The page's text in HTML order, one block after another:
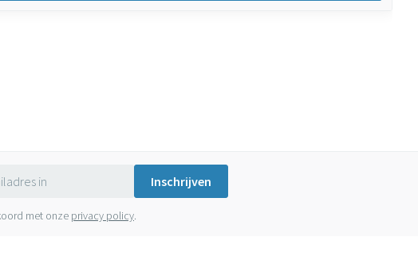
Inschrijven
met onze privacy policy.